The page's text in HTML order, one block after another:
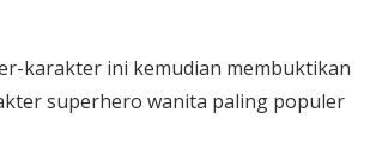
karakter ini kemudian membuktikan
superhero wanita paling populer